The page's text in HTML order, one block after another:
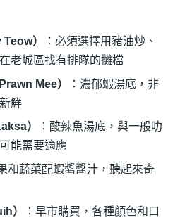
）
：必須選擇用豬油炒、
老城區找有排隊的攤檔
Mee）
：濃郁蝦湯底，非
鮮
）
：酸辣魚湯底，與一般叻
能需要適應
和蔬菜配蝦醬醬汁，聽起來奇
）
：早市購買，各種顏色和口